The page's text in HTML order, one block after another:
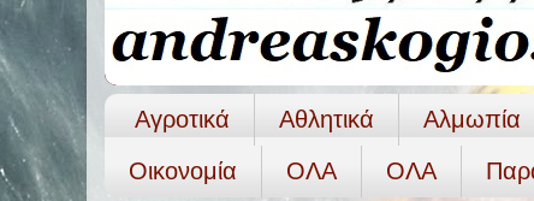
Αγροτικά Αθλητικά Αλμωπία
Οικονομία
ΟΛΑ ΟΛA